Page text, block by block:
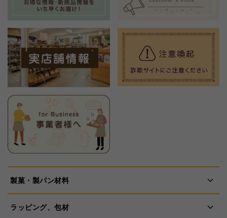
製菓・製パン材料
ラッピング、包材